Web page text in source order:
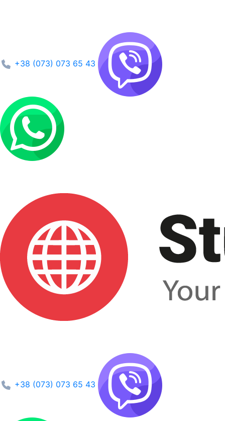
+38 (073) 073 65 43
+38 (073) 073 65 43